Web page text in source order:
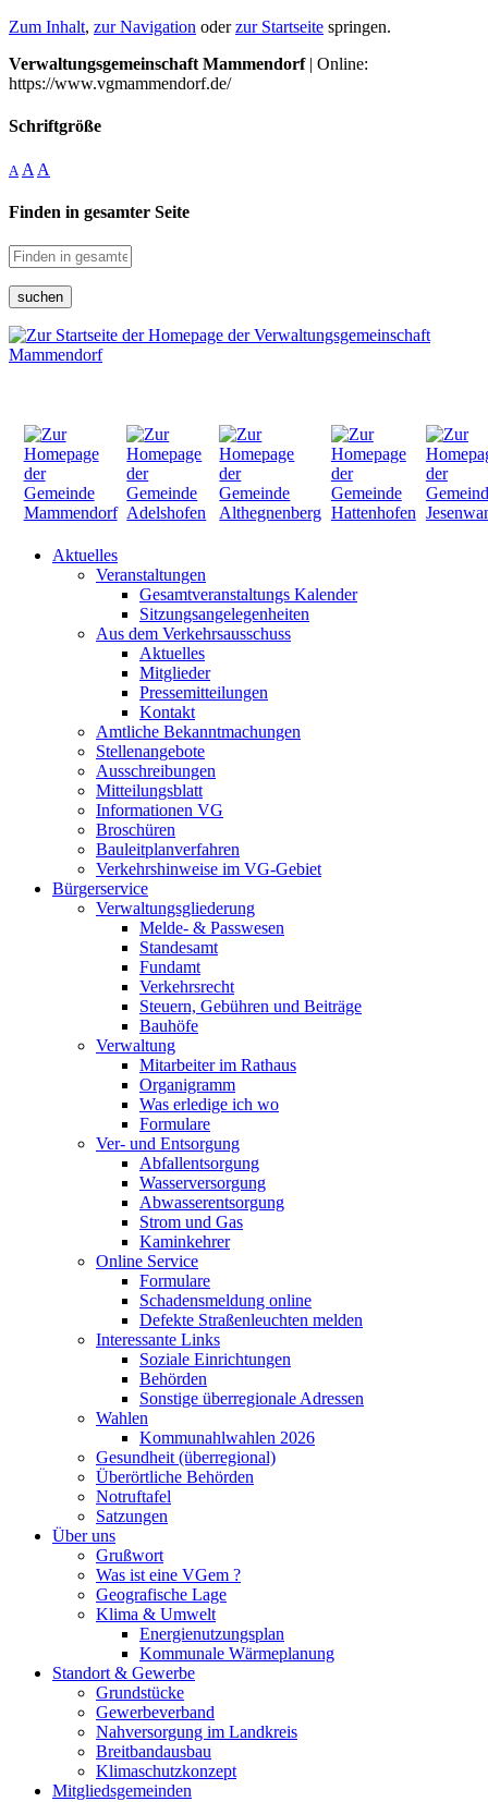
Zum Inhalt, zur Navigation oderzur Startseite springen.
Verwaltungsgemeinschaft Mammendorf| Online:
https://www.vgmammendorf.de/
Schriftgröße
A A A
Finden in gesamter Seite
suchen
Aktuelles
Veranstaltungen
Gesamtveranstaltungs Kalender
Sitzungsangelegenheiten
Aus dem Verkehrsausschuss
Aktuelles
Mitglieder
Pressemitteilungen
Kontakt
Amtliche Bekanntmachungen
Stellenangebote
Ausschreibungen
Mitteilungsblatt
Informationen VG
Broschüren
Bauleitplanverfahren
Verkehrshinweise im VG-Gebiet
Bürgerservice
Verwaltungsgliederung
Melde- & Passwesen
Standesamt
Fundamt
Verkehrsrecht
Steuern, Gebühren und Beiträge
Bauhöfe
Verwaltung
Mitarbeiter im Rathaus
Organigramm
Was erledige ich wo
Formulare
Ver- und Entsorgung
Abfallentsorgung
Wasserversorgung
Abwasserentsorgung
Strom und Gas
Kaminkehrer
Online Service
Formulare
Schadensmeldung online
Defekte Straßenleuchten melden
Interessante Links
Soziale Einrichtungen
Behörden
Sonstige überregionale Adressen
Wahlen
Kommunahlwahlen 2026
Gesundheit (überregional)
Überörtliche Behörden
Notruftafel
Satzungen
Über uns
Grußwort
Was ist eine VGem ?
Geografische Lage
Klima & Umwelt
Energienutzungsplan
Kommunale Wärmeplanung
Standort & Gewerbe
Grundstücke
Gewerbeverband
Nahversorgung im Landkreis
Breitbandausbau
Klimaschutzkonzept
Mitgliedsgemeinden